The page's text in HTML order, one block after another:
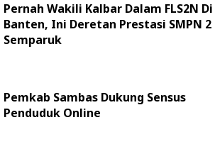
Pernah Wakili Kalbar Dalam FLS2N Di
Banten, Ini Deretan Prestasi SMPN 2
Semparuk
Pemkab Sambas Dukung Sensus
Penduduk Online